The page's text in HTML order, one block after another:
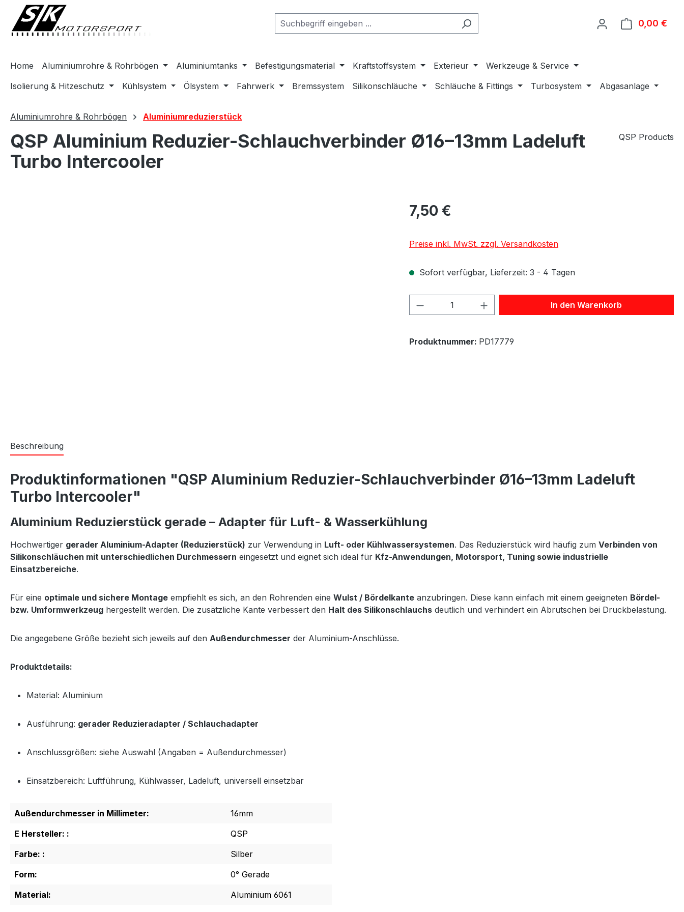
Zur Hauptnavigation springen
0,00 €
Home Aluminiumrohre & Rohrbögen Aluminiumtanks Befestigungsmaterial Kraftstoffsystem Exterieur
Werkzeuge & Service
Isolierung & Hitzeschutz
Kühlsystem Ölsystem Fahrwerk Bremssystem Silikonschläuche Schläuche & Fittings Turbosystem Abgasanlage
Aluminiumrohre & Rohrbögen Aluminiumreduzierstück
QSP Aluminium Reduzier-Schlauchverbinder Ø16–13mm Ladeluft
Turbo Intercooler
QSP Products
7,50 €
Preise inkl. MwSt. zzgl. Versandkosten
Sofort verfügbar, Lieferzeit: 3 - 4 Tagen
Produkt Anzahl: Gib den gewünschten Wert
In den Warenkorb
Produktnummer: PD17779
Beschreibung
Produktinformationen "QSP Aluminium Reduzier-Schlauchverbinder Ø16–13mm Ladeluft
Turbo Intercooler"
Aluminium Reduzierstück gerade – Adapter für Luft- & Wasserkühlung
Hochwertiger gerader Aluminium-Adapter (Reduzierstück) zur Verwendung in Luft- oder Kühlwassersystemen. Das Reduzierstück wird häufig zum Verbinden von
Silikonschläuchen mit unterschiedlichen Durchmessern eingesetzt und eignet sich ideal für Kfz-Anwendungen, Motorsport, Tuning sowie industrielle
Einsatzbereiche.
Für eine optimale und sichere Montage empfiehlt es sich, an den Rohrenden eine Wulst / Bördelkante anzubringen. Diese kann einfach mit einem geeigneten Bördel-
bzw. Umformwerkzeug hergestellt werden. Die zusätzliche Kante verbessert den Halt des Silikonschlauchs deutlich und verhindert ein Abrutschen bei Druckbelastung.
Die angegebene Größe bezieht sich jeweils auf den Außendurchmesser der Aluminium-Anschlüsse.
Produktdetails:
Material: Aluminium
Ausführung: gerader Reduzieradapter / Schlauchadapter
Anschlussgrößen: siehe Auswahl (Angaben = Außendurchmesser)
Einsatzbereich: Luftführung, Kühlwasser, Ladeluft, universell einsetzbar
Außendurchmesser in Millimeter:
16mm
E Hersteller: :
QSP
Farbe: :
Silber
Form:
0° Gerade
Material:
Aluminium 6061